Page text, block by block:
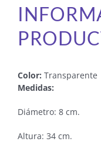
Color: Transparente
Medidas:
Diámetro: 8 cm.
Altura: 34 cm.